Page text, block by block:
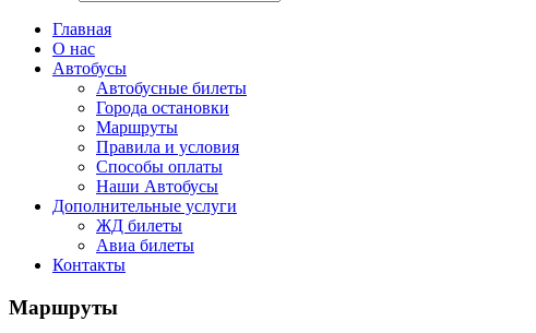
Главная
О нас
Автобусы
Автобусные билеты
Города остановки
Маршруты
Правила и условия
Способы оплаты
Наши Автобусы
Дополнительные услуги
ЖД билеты
Авиа билеты
Контакты
Маршруты